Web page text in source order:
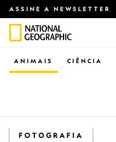
ASSINE A NEWSLETTER
CIÊNCIA
ANIMAIS
FOTOGRAFIA